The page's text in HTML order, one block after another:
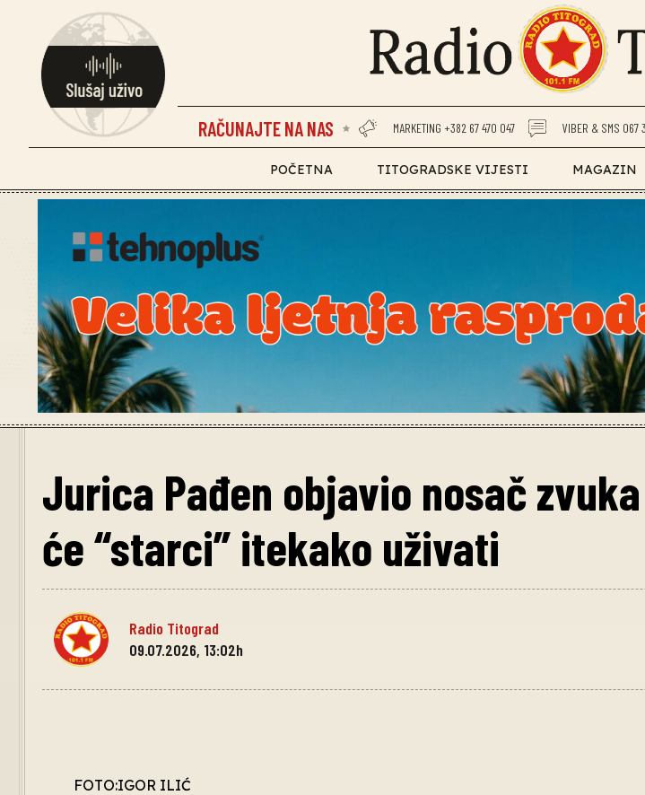
RAČUNAJTE NA NAS MARKETING +382 67 470 047 VIBER & SMS 067
POČETNA TITOGRADSKE VIJESTI MAGAZIN
Jurica Pađen objavio nosač
će “starci” itekako uživati
Radio Titograd
09.07.2026, 13:02h
FOTO:IGOR ILIĆ